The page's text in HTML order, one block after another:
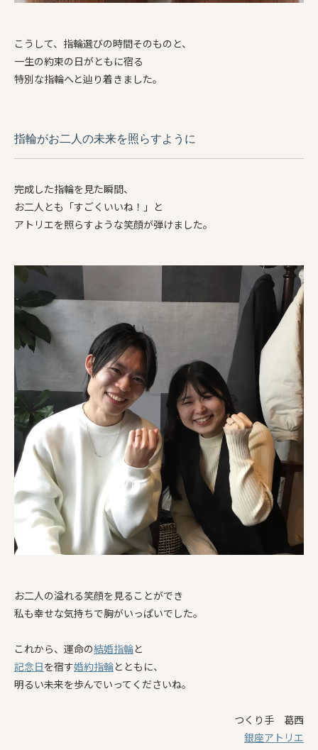
こうして、指輪選びの時間そのものと、
一生の約束の日がともに宿る
特別な指輪へと辿り着きました。
指輪がお二人の未来を照らすように
完成した指輪を見た瞬間、
お二人とも「すごくいいね！」と
アトリエを照らすような笑顔が弾けました。
お二人の溢れる笑顔を見ることができ
私も幸せな気持ちで胸がいっぱいでした。
これから、運命の結婚指輪と
記念日を宿す婚約指輪とともに、
明るい未来を歩んでいってくださいね。
つくり手 葛西
銀座アトリエ